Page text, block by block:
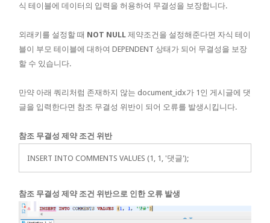
식 테이블에 데이터의 입력을 허용하여 무결성을 보장합니다.
외래키를 설정할 때 NOT NULL제약조건을 설정해준다면 자식 테이
블이 부모 테이블에 대하여 DEPENDENT 상태가 되어 무결성을 보장
할 수 있습니다.
만약 아래 쿼리처럼 존재하지 않는 document_idx가 1인 게시글에 댓
글을 입력한다면 참조 무결성 위반이 되어 오류를 발생시킵니다.
참조 무결성 제약 조건 위반
INSERT INTO COMMENTS VALUES (1, 1, '댓글');
참조 무결성 제약 조건 위반으로 인한 오류 발생